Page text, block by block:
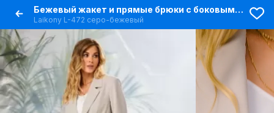
Бежевый жакет и прямые брюки с боковыми карманами
Laikony L-472 серо-бежевый